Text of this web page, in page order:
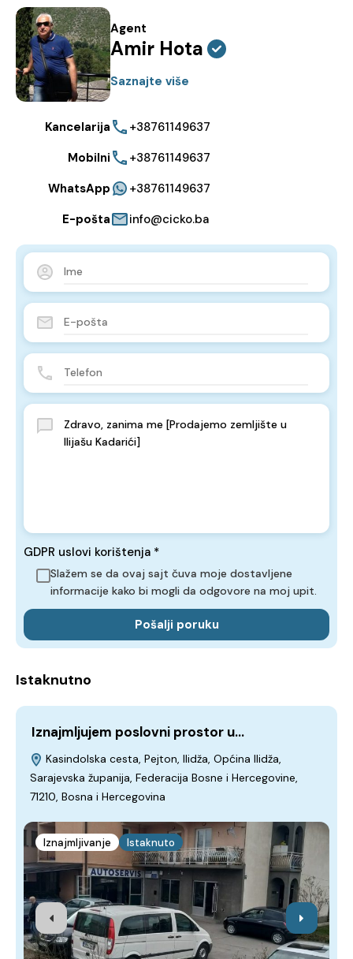
Agent
Amir Hota
Saznajte više
Kancelarija
+38761149637
Mobilni
+38761149637
WhatsApp
+38761149637
E-pošta
info@cicko.ba
GDPR uslovi korištenja *
Slažem se da ovaj sajt čuva moje dostavljene
informacije kako bi mogli da odgovore na moj upit.
Pošalji poruku
Istaknutno
Iznajmljujem poslovni prostor u…
Kasindolska cesta, Pejton, Ilidža, Općina Ilidža,
Sarajevska županija, Federacija Bosne i Hercegovine,
71210, Bosna i Hercegovina
Iznajmljivanje Istaknuto